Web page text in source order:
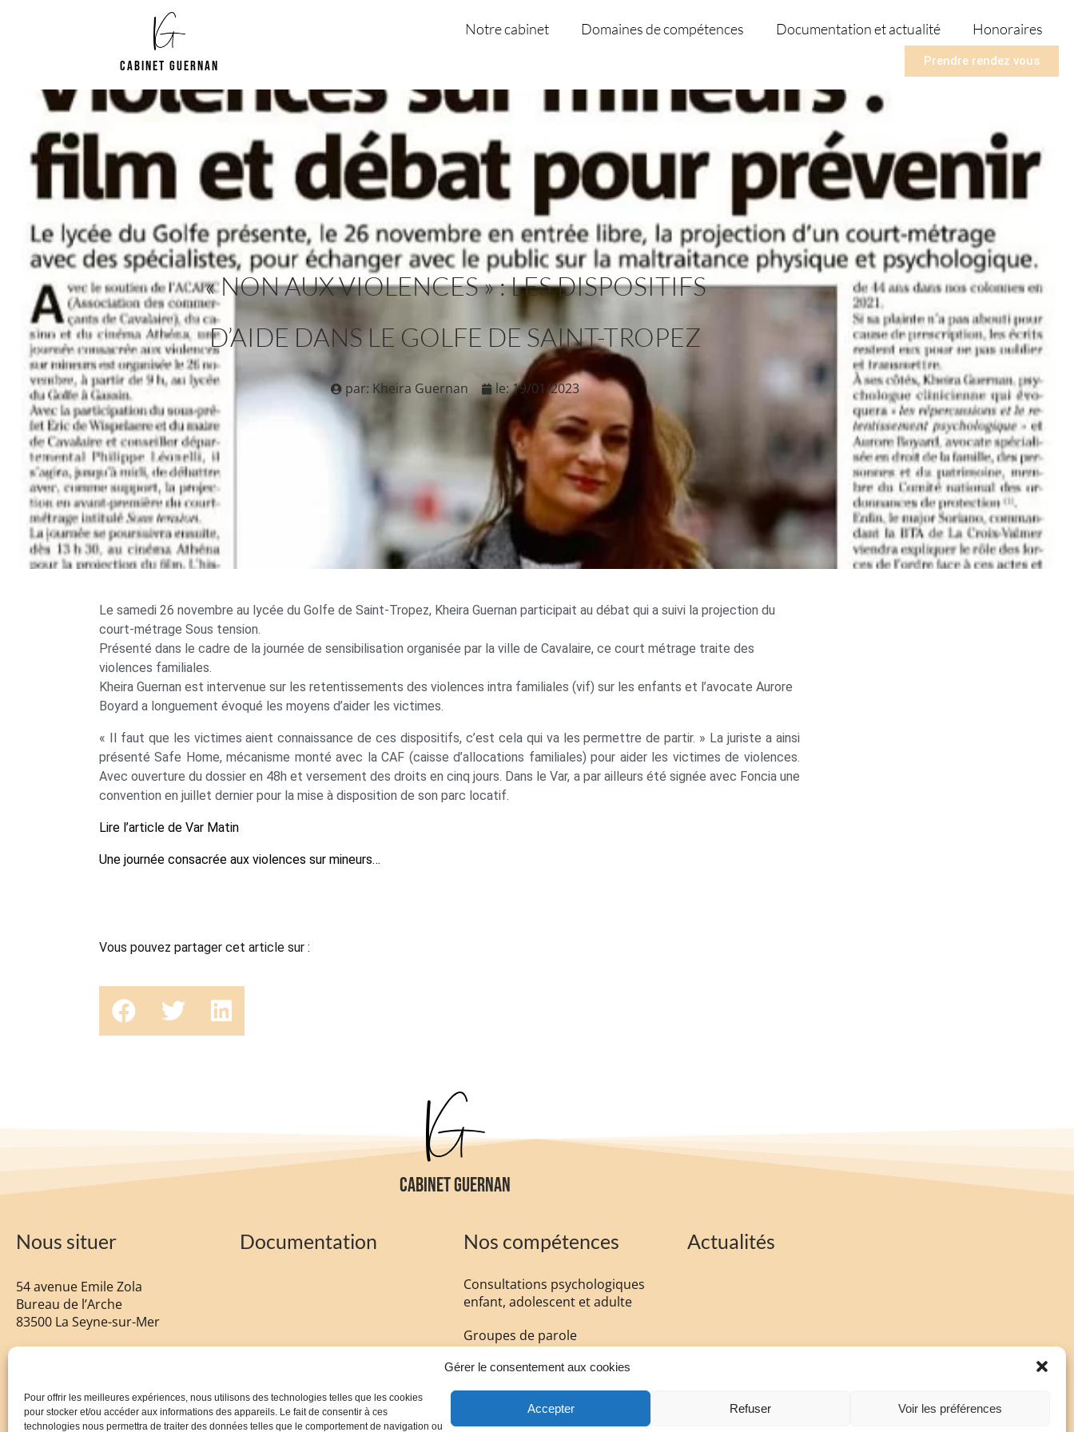
Gérer le consentement aux cookies
Pour offrir les meilleures expériences, nous utilisons des technologies telles que les cookies
pour stocker et/ou accéder aux informations des appareils. Le fait de consentir à ces
technologies nous permettra de traiter des données telles que le comportement de navigation ou
Accepter Refuser Voir les préférences
Cabinet Guernan
Notre cabinet Domaines de compétences Documentation et actualité Honoraires
Prendre rendez vous
« NON AUX VIOLENCES » : LES DISPOSITIFS
D’AIDE DANS LE GOLFE DE SAINT-TROPEZ
par: Kheira Guernan le:19/01/2023
Le samedi 26 novembre au lycée du Golfe de Saint-Tropez, Kheira Guernan participait au débat qui a suivi la projection du
court-métrage Sous tension.
Présenté dans le cadre de la journée de sensibilisation organisée par la ville de Cavalaire, ce court métrage traite des
violences familiales.
Kheira Guernan est intervenue sur les retentissements des violences intra familiales (vif) sur les enfants et l’avocate Aurore
Boyard a longuement évoqué les moyens d’aider les victimes.
« Il faut que les victimes aient connaissance de ces dispositifs, c’est cela qui va les permettre de partir. » La juriste a ainsi
présenté Safe Home, mécanisme monté avec la CAF (caisse d’allocations familiales) pour aider les victimes de violences.
Avec ouverture du dossier en 48h et versement des droits en cinq jours. Dans le Var, a par ailleurs été signée avec Foncia une
convention en juillet dernier pour la mise à disposition de son parc locatif.
Lire l’article de Var Matin
Une journée consacrée aux violences sur mineurs…
Vous pouvez partager cet article sur :
CABINET GUERNAN
Nous situer
54 avenue Emile Zola
Bureau de l’Arche
83500 La Seyne-sur-Mer
tel :04 92 94 58 96
Documentation Nos compétences
Consultations psychologiques
enfant, adolescent et adulte
Groupes de parole
Expertises judiciaires
Formations
Actualités